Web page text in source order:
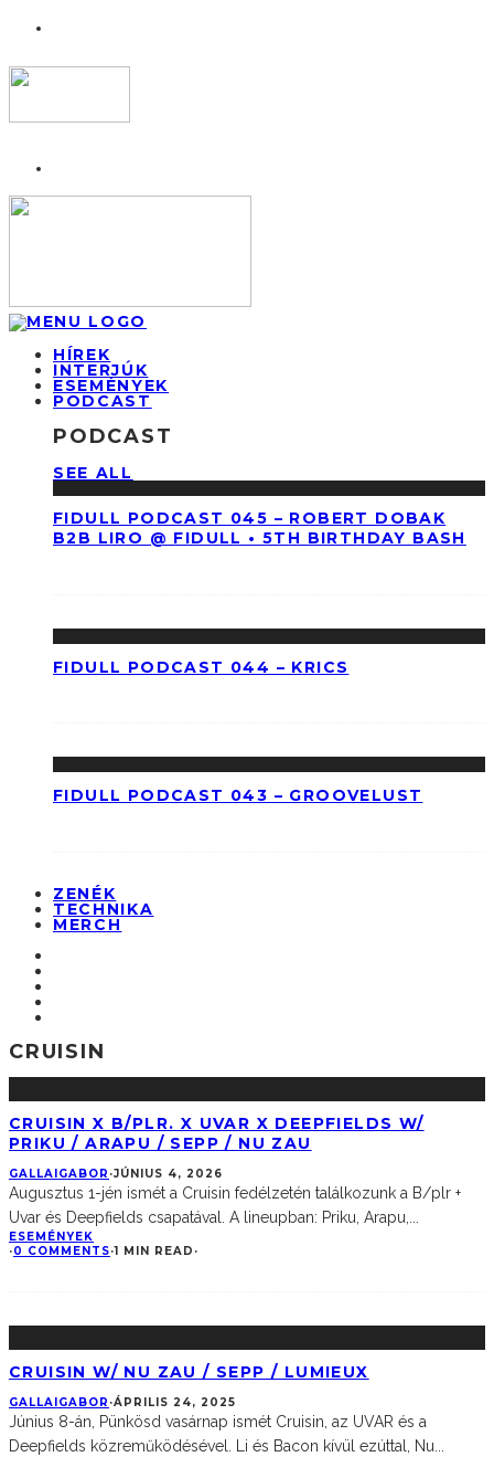
HÍREK
INTERJÚK
ESEMÉNYEK
PODCAST
PODCAST
SEE ALL
FIDULL PODCAST 045 – ROBERT DOBAK
B2B LIRO @ FIDULL • 5TH BIRTHDAY BASH
FIDULL PODCAST 044 – KRICS
FIDULL PODCAST 043 – GROOVELUST
ZENÉK
TECHNIKA
MERCH
CRUISIN
CRUISIN X B/PLR. X UVAR X DEEPFIELDS W/
PRIKU / ARAPU / SEPP / NU ZAU
GALLAIGABOR ·JÚNIUS 4, 2026
Augusztus 1-jén ismét a Cruisin fedélzetén találkozunk a B/plr +
Uvar és Deepfields csapatával. A lineupban: Priku, Arapu,
ESEMÉNYEK
·0 COMMENTS·1 MIN READ ·
CRUISIN W/ NU ZAU / SEPP / LUMIEUX
GALLAIGABOR ·ÁPRILIS 24, 2025
Június 8-án, Pünkösd vasárnap ismét Cruisin, az UVAR és a
Deepfields közreműködésével. Li és Bacon kívül ezúttal, Nu